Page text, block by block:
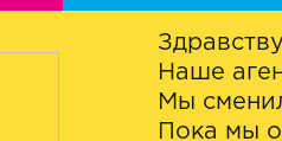
Наше
Мы
Пока мы